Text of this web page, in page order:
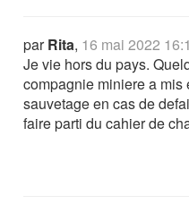
parRita, 16 mai 2022
Je vie hors du pays.
compagnie miniere a
sauvetage en cas de
faire parti du cahier de